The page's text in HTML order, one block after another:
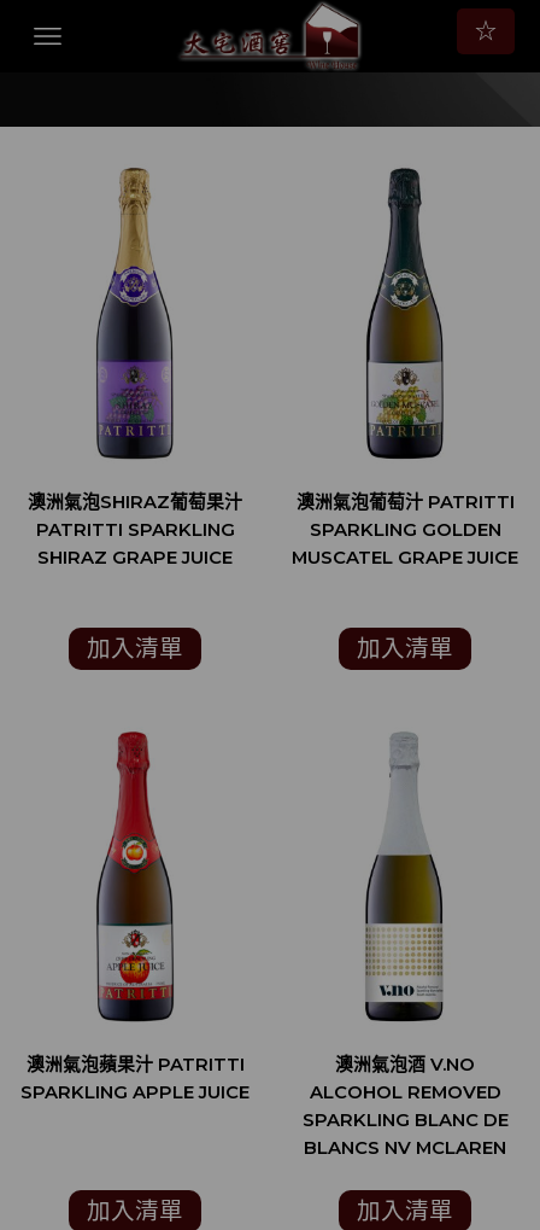
☆
澳洲氣泡SHIRAZ葡萄果汁
PATRITTI SPARKLING
SHIRAZ GRAPE JUICE
加入清單
澳洲氣泡葡萄汁 PATRITTI
SPARKLING GOLDEN
MUSCATEL GRAPE JUICE
加入清單
澳洲氣泡蘋果汁 PATRITTI
SPARKLING APPLE JUICE
加入清單
澳洲氣泡酒 V.NO
ALCOHOL REMOVED
SPARKLING BLANC DE
BLANCS NV MCLAREN
加入清單